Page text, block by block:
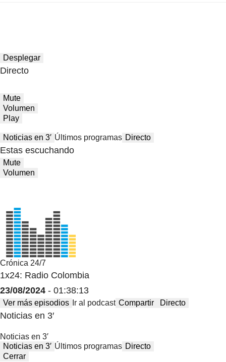
Desplegar
Directo
Mute
Volumen
Play
Noticias en 3′ Últimos programas Directo
Estas escuchando
Mute
Volumen
Crónica 24/7
1x24: Radio Colombia
23/08/2024 - 01:38:13
Ver más episodios Ir al podcast Compartir Directo
Noticias en 3′
Noticias en 3′
Noticias en 3′ Últimos programas Directo
Cerrar